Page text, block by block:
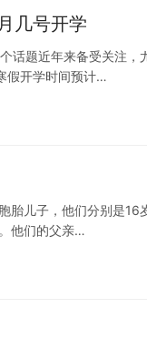
几号开学
话题近年来备受关注
假开学时间预计…
胎儿子，他们分别是
他们的父亲…